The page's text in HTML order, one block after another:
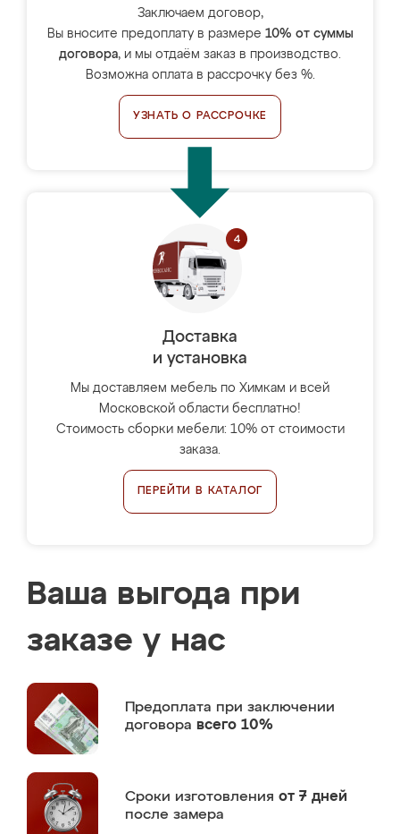
Заключаем договор,
Вы вносите предоплату в размере 10% от суммы
договора, и мы отдаём заказ в производство.
Возможна оплата в рассрочку без %.
УЗНАТЬ О РАССРОЧКЕ
Доставка
и установка
Мы доставляем мебель по Химкам и всей
Московской области бесплатно!
Стоимость сборки мебели: 10% от стоимости
заказа.
ПЕРЕЙТИ В КАТАЛОГ
Ваша выгода при
заказе у нас
Предоплата при заключении
договора всего 10%
Сроки изготовления от 7 дней
после замера